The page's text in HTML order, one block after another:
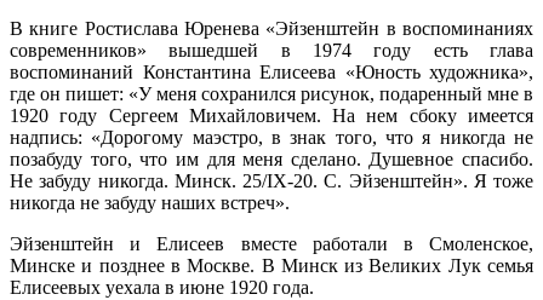
В книге Ростислава Юренева «Эйзенштейн в воспоминаниях
современников» вышедшей в 1974 году есть глава
воспоминаний Константина Елисеева «Юность художника»,
где он пишет: «У меня сохранился рисунок, подаренный мне в
1920 году Сергеем Михайловичем. На нем сбоку имеется
надпись: «Дорогому маэстро, в знак того, что я никогда не
позабуду того, что им для меня сделано. Душевное спасибо.
Не забуду никогда. Минск. 25/IX-20. С. Эйзенштейн». Я тоже
никогда не забуду наших встреч».
Эйзенштейн и Елисеев вместе работали в Смоленское,
Минске и позднее в Москве. В Минск из Великих Лук семья
Елисеевых уехала в июне 1920 года.